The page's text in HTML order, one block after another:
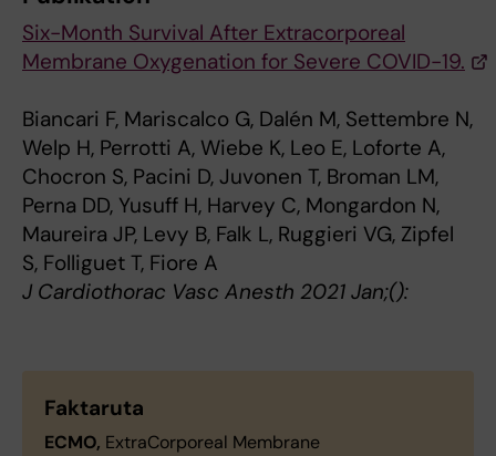
Six-Month Survival After Extracorporeal
Membrane Oxygenation for Severe COVID-19.
Biancari F, Mariscalco G, Dalén M, Settembre N,
Welp H, Perrotti A, Wiebe K, Leo E, Loforte A,
Chocron S, Pacini D, Juvonen T, Broman LM,
Perna DD, Yusuff H, Harvey C, Mongardon N,
Maureira JP, Levy B, Falk L, Ruggieri VG, Zipfel
S, Folliguet T, Fiore A
J Cardiothorac Vasc Anesth 2021 Jan;():
Faktaruta
ECMO, ExtraCorporeal Membrane